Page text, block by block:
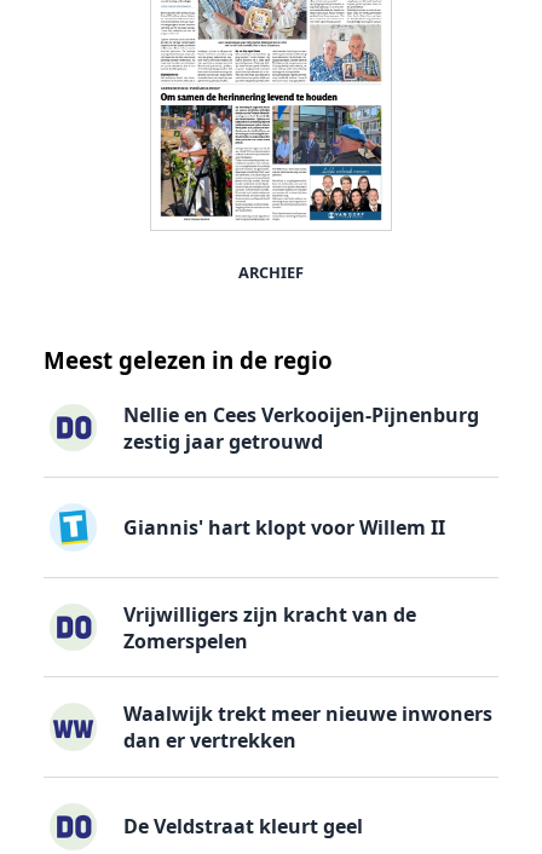
ARCHIEF
Meest gelezen in de regio
Nellie en Cees Verkooijen-Pijnenburg
zestig jaar getrouwd
Giannis' hart klopt voor Willem II
Vrijwilligers zijn kracht van de
Zomerspelen
Waalwijk trekt meer nieuwe inwoners
dan er vertrekken
De Veldstraat kleurt geel